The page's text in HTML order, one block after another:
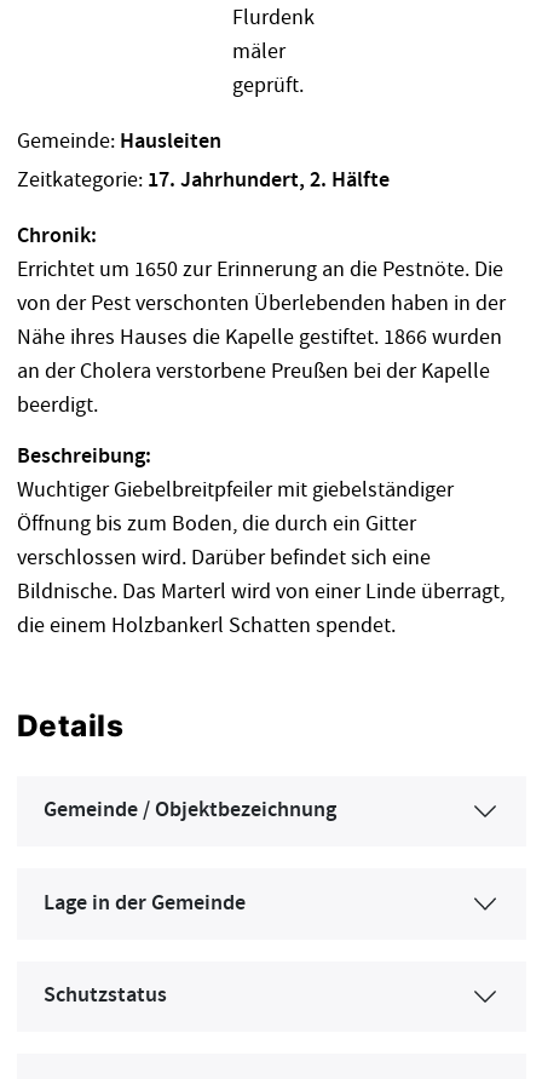
Gemeinde: Hausleiten
Zeitkategorie: 17. Jahrhundert, 2. Hälfte
Chronik:
Errichtet um 1650 zur Erinnerung an die Pestnöte. Die
von der Pest verschonten Überlebenden haben in der
Nähe ihres Hauses die Kapelle gestiftet. 1866 wurden
an der Cholera verstorbene Preußen bei der Kapelle
beerdigt.
Beschreibung:
Wuchtiger Giebelbreitpfeiler mit giebelständiger
Öffnung bis zum Boden, die durch ein Gitter
verschlossen wird. Darüber befindet sich eine
Bildnische. Das Marterl wird von einer Linde überragt,
die einem Holzbankerl Schatten spendet.
Details
Gemeinde / Objektbezeichnung
Lage in der Gemeinde
Schutzstatus